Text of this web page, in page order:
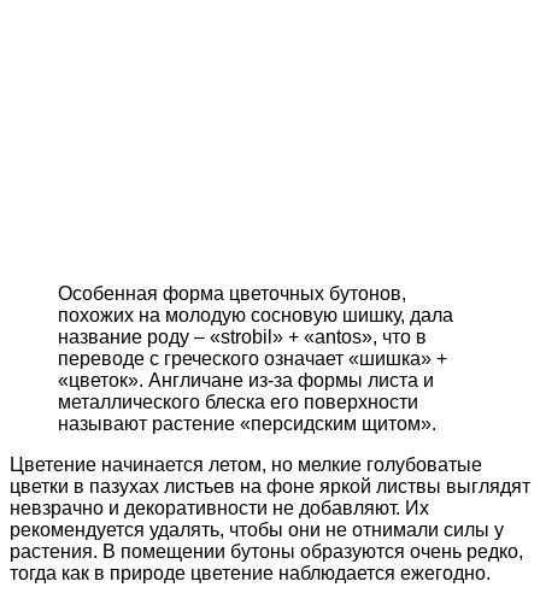
Особенная форма цветочных бутонов,
похожих на молодую сосновую шишку, дала
название роду – «strobil» + «antos», что в
переводе с греческого означает «шишка» +
«цветок». Англичане из-за формы листа и
металлического блеска его поверхности
называют растение «персидским щитом».
Цветение начинается летом, но мелкие голубоватые
цветки в пазухах листьев на фоне яркой листвы выглядят
невзрачно и декоративности не добавляют. Их
рекомендуется удалять, чтобы они не отнимали силы у
растения. В помещении бутоны образуются очень редко,
тогда как в природе цветение наблюдается ежегодно.